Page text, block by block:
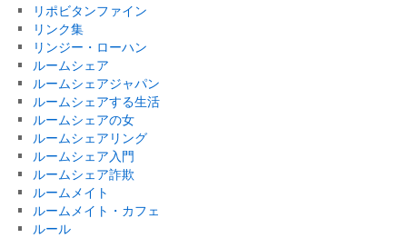
リポビタンファイン
リンク集
リンジー・ローハン
ルームシェア
ルームシェアジャパン
ルームシェアする生活
ルームシェアの女
ルームシェアリング
ルームシェア入門
ルームシェア詐欺
ルームメイト
ルームメイト・カフェ
ルール